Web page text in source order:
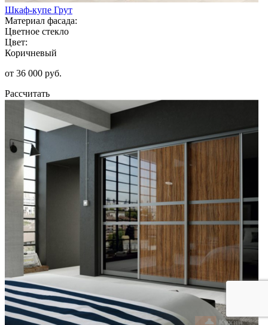
Шкаф-купе Грут
Материал фасада:
Цветное стекло
Цвет:
Коричневый
от 36 000 руб.
Рассчитать